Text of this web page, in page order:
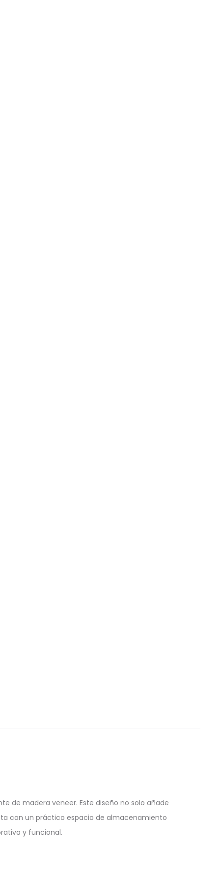
de madera veneer. Este diseño no solo añade
con un práctico espacio de almacenamiento
y funcional.